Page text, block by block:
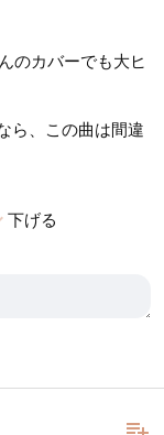
のカバーでも大ヒ
ら、この曲は間違
下げる
playlist_add